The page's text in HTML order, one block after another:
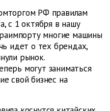
РФ правилам
с 1 октября в нашу
многие машины
идет о тех брендах,
рынок.
могут заниматься
свой бизнес на